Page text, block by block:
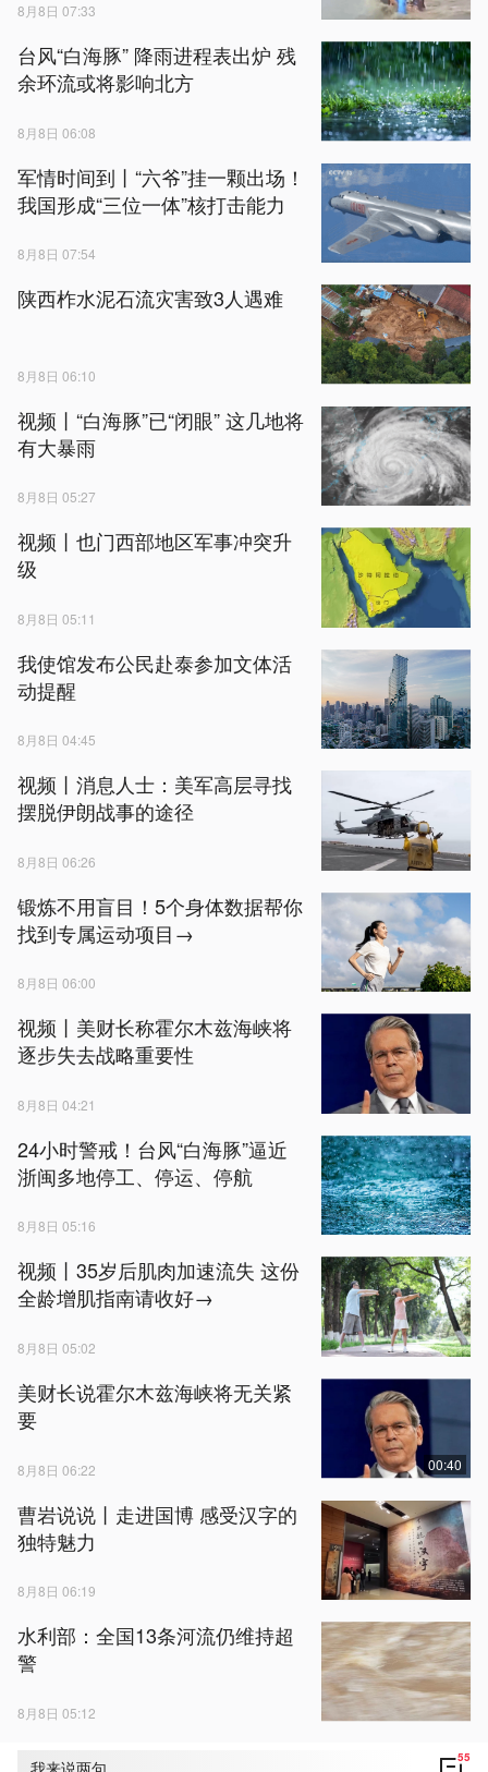
我来说两句 55
8月8日 07:33
台风“白海豚” 降雨进程表出炉 残
余环流或将影响北方
8月8日 06:08
军情时间到丨“六爷”挂一颗出场！
我国形成“三位一体”核打击能力
8月8日 07:54
陕西柞水泥石流灾害致3人遇难
8月8日 06:10
视频丨“白海豚”已“闭眼” 这几地将
有大暴雨
8月8日 05:27
视频丨也门西部地区军事冲突升
级
8月8日 05:11
我使馆发布公民赴泰参加文体活
动提醒
8月8日 04:45
视频丨消息人士：美军高层寻找
摆脱伊朗战事的途径
8月8日 06:26
锻炼不用盲目！5个身体数据帮你
找到专属运动项目→
8月8日 06:00
视频丨美财长称霍尔木兹海峡将
逐步失去战略重要性
8月8日 04:21
24小时警戒！台风“白海豚”逼近
浙闽多地停工、停运、停航
8月8日 05:16
视频丨35岁后肌肉加速流失 这份
全龄增肌指南请收好→
8月8日 05:02
美财长说霍尔木兹海峡将无关紧
要
8月8日 06:22 00:40
曹岩说说丨走进国博 感受汉字的
独特魅力
8月8日 06:19
水利部：全国13条河流仍维持超
警
8月8日 05:12